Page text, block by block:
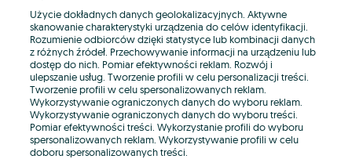
E-mail
Hasło
Użycie dokładnych danych geolokalizacyjnych. Aktywne
skanowanie charakterystyki urządzenia do celów identyfikacji.
Rozumienie odbiorców dzięki statystyce lub kombinacji danych
z różnych źródeł. Przechowywanie informacji na urządzeniu lub
dostęp do nich. Pomiar efektywności reklam. Rozwój i
ulepszanie usług. Tworzenie profili w celu personalizacji treści.
Tworzenie profili w celu spersonalizowanych reklam.
Wykorzystywanie ograniczonych danych do wyboru reklam.
Wykorzystywanie ograniczonych danych do wyboru treści.
Pomiar efektywności treści. Wykorzystanie profili do wyboru
spersonalizowanych reklam. Wykorzystywanie profili w celu
doboru spersonalizowanych treści.